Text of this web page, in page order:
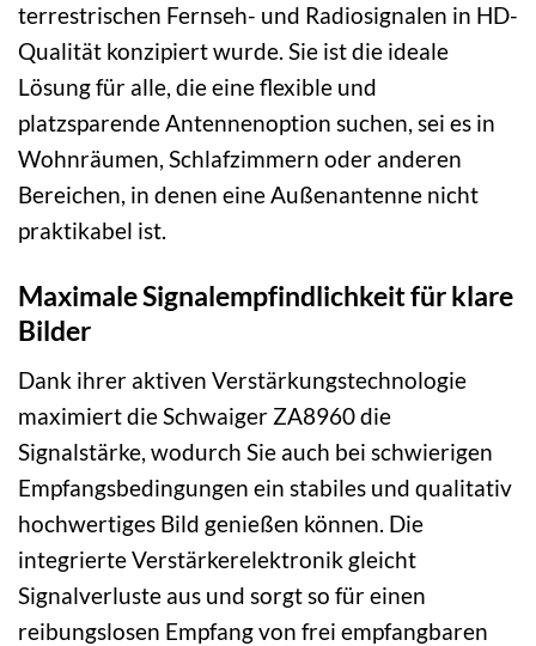
terrestrischen Fernseh- und Radiosignalen in HD-
Qualität konzipiert wurde. Sie ist die ideale
Lösung für alle, die eine flexible und
platzsparende Antennenoption suchen, sei es in
Wohnräumen, Schlafzimmern oder anderen
Bereichen, in denen eine Außenantenne nicht
praktikabel ist.
Maximale Signalempfindlichkeit für klare
Bilder
Dank ihrer aktiven Verstärkungstechnologie
maximiert die Schwaiger ZA8960 die
Signalstärke, wodurch Sie auch bei schwierigen
Empfangsbedingungen ein stabiles und qualitativ
hochwertiges Bild genießen können. Die
integrierte Verstärkerelektronik gleicht
Signalverluste aus und sorgt so für einen
reibungslosen Empfang von frei empfangbaren